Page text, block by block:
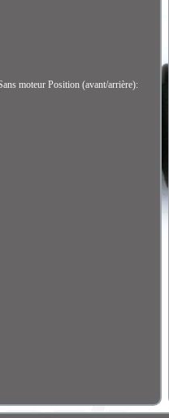
moteur Position (avant/arrière):